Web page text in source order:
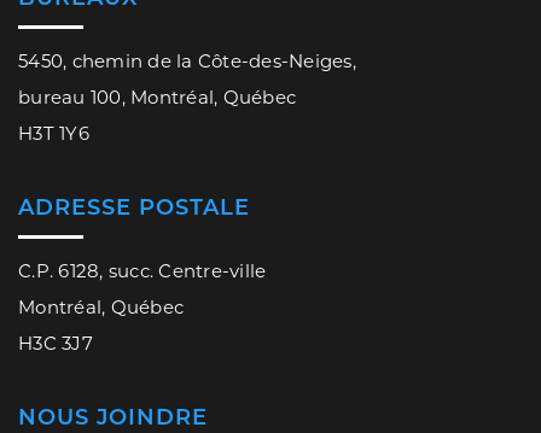
5450, chemin de la Côte-des-Neiges,
bureau 100, Montréal, Québec
H3T 1Y6
ADRESSE POSTALE
C.P. 6128, succ. Centre-ville
Montréal, Québec
H3C 3J7
NOUS JOINDRE